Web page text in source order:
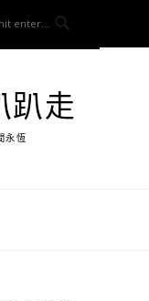
趴走
永恆